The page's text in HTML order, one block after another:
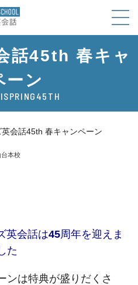
話45th 春キャ
ーン
会話45th 春キャンペーン
台本校
英会話は45周年を迎えま
た
ンは特典が盛りだくさ